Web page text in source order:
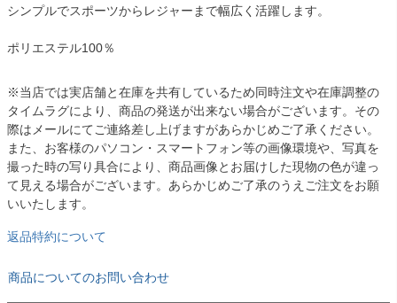
シンプルでスポーツからレジャーまで幅広く活躍します。
ポリエステル100％
※当店では実店舗と在庫を共有しているため同時注文や在庫調整の
タイムラグにより、商品の発送が出来ない場合がございます。その
際はメールにてご連絡差し上げますがあらかじめご了承ください。
また、お客様のパソコン・スマートフォン等の画像環境や、写真を
撮った時の写り具合により、商品画像とお届けした現物の色が違っ
て見える場合がございます。あらかじめご了承のうえご注文をお願
いいたします。
返品特約について
商品についてのお問い合わせ